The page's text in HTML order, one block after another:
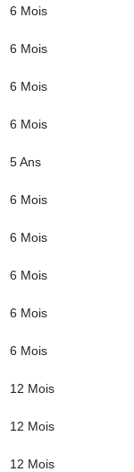
6 Mois
6 Mois
6 Mois
6 Mois
5 Ans
6 Mois
6 Mois
6 Mois
6 Mois
6 Mois
12 Mois
12 Mois
12 Mois